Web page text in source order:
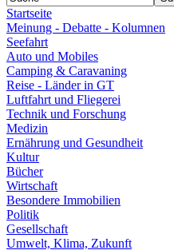
Startseite
Meinung - Debatte - Kolumnen
Seefahrt
Auto und Mobiles
Camping & Caravaning
Reise - Länder in GT
Luftfahrt und Fliegerei
Technik und Forschung
Medizin
Ernährung und Gesundheit
Kultur
Bücher
Wirtschaft
Besondere Immobilien
Politik
Gesellschaft
Umwelt, Klima, Zukunft